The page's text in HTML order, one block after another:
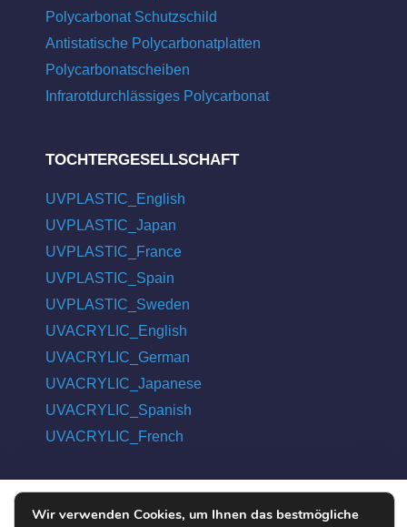
Polycarbonat Schutzschild
Antistatische Polycarbonatplatten
Polycarbonatscheiben
Infrarotdurchlässiges Polycarbonat
TOCHTERGESELLSCHAFT
UVPLASTIC_English
UVPLASTIC_Japan
UVPLASTIC_France
UVPLASTIC_Spain
UVPLASTIC_Sweden
UVACRYLIC_English
UVACRYLIC_German
UVACRYLIC_Japanese
UVACRYLIC_Spanish
UVACRYLIC_French
Wir verwenden Cookies, um Ihnen das bestmögliche